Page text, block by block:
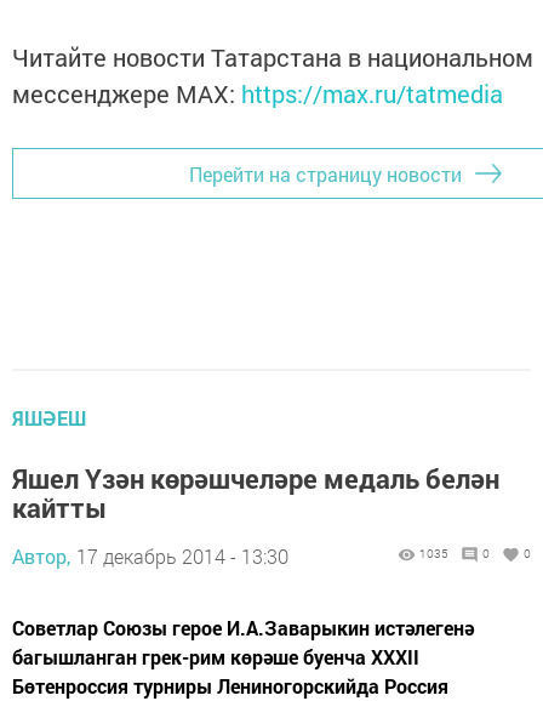
Читайте новости Татарстана в национальном
мессенджере MАХ: https://max.ru/tatmedia
Перейти на страницу новости
ЯШӘЕШ
Яшел Үзән көрәшчеләре медаль белән
кайтты
Автор, 17 декабрь 2014 - 13:30 1035 0 0
Советлар Союзы герое И.А.Заварыкин истәлегенә
багышланган грек-рим көрәше буенча XXXII
Бөтенроссия турниры Лениногорскийда Россия